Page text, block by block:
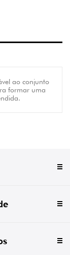
ao conjunto
formar uma